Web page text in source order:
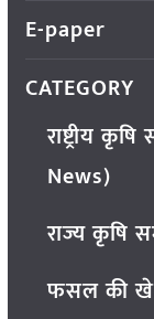
E-paper
CATEGORY
राष्ट्रीय
News)
राज्य कृषि
फसल की